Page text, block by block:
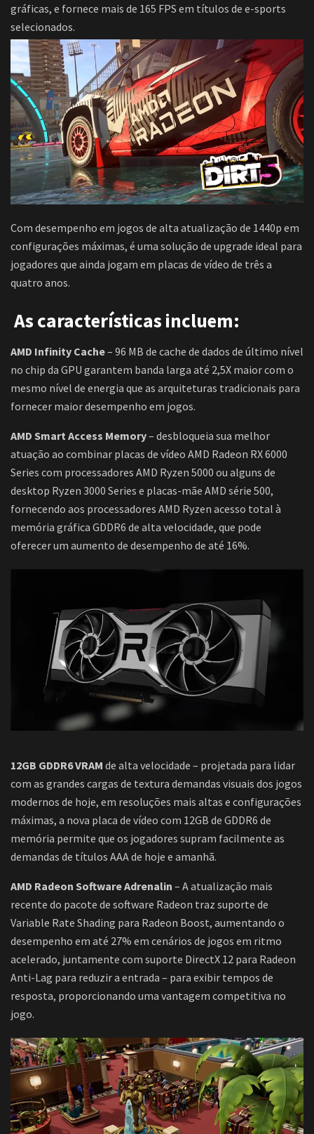
gráficas, e fornece mais de 165 FPS em títulos de e-sports
selecionados.
Com desempenho em jogos de alta atualização de 1440p em
configurações máximas, é uma solução de upgrade ideal para
jogadores que ainda jogam em placas de vídeo de três a
quatro anos.
As características incluem:
AMD Infinity Cache– 96 MB de cache de dados de último nível
no chip da GPU garantem banda larga até 2,5X maior com o
mesmo nível de energia que as arquiteturas tradicionais para
fornecer maior desempenho em jogos.
AMD Smart Access Memory– desbloqueia sua melhor
atuação ao combinar placas de vídeo AMD Radeon RX 6000
Series com processadores AMD Ryzen 5000 ou alguns de
desktop Ryzen 3000 Series e placas-mãe AMD série 500,
fornecendo aos processadores AMD Ryzen acesso total à
memória gráfica GDDR6 de alta velocidade, que pode
oferecer um aumento de desempenho de até 16%.
12GB GDDR6 VRAM de alta velocidade – projetada para lidar
com as grandes cargas de textura demandas visuais dos jogos
modernos de hoje, em resoluções mais altas e configurações
máximas, a nova placa de vídeo com 12GB de GDDR6 de
memória permite que os jogadores supram facilmente as
demandas de títulos AAA de hoje e amanhã.
AMD Radeon Software Adrenalin – A atualização mais
recente do pacote de software Radeon traz suporte de
Variable Rate Shading para Radeon Boost, aumentando o
desempenho em até 27% em cenários de jogos em ritmo
acelerado, juntamente com suporte DirectX 12 para Radeon
Anti-Lag para reduzir a entrada – para exibir tempos de
resposta, proporcionando uma vantagem competitiva no
jogo.